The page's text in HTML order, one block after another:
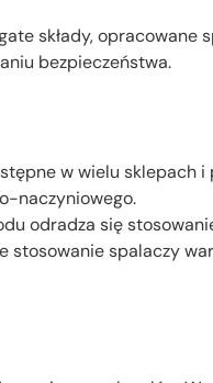
składy, opracowane
bezpieczeństwa.
w wielu sklepach
naczyniowego.
odradza się
stosowanie spalaczy